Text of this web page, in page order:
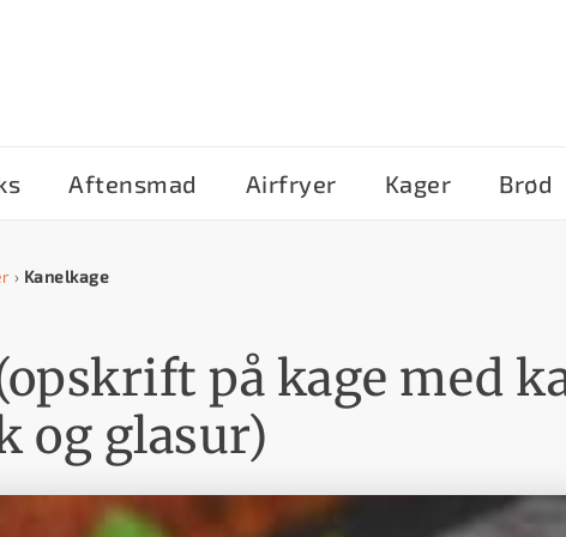
Aftensmad Airfryer Kager Brød
› Kanelkage
på kage med
glasur)